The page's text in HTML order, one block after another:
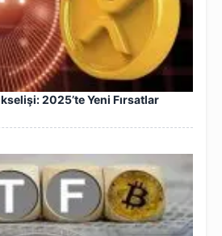
2025’te Yeni Fırsatlar